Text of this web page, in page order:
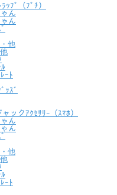
防止のためカード１枚でピッタリな仕
ｯﾌﾟ（ﾌﾟﾁ）
ん
ん
他
ｰﾄ
ｯｽﾞ
ックｱｸｾｻﾘｰ（ｽﾏﾎ）
ん
ん
他
ｰﾄ